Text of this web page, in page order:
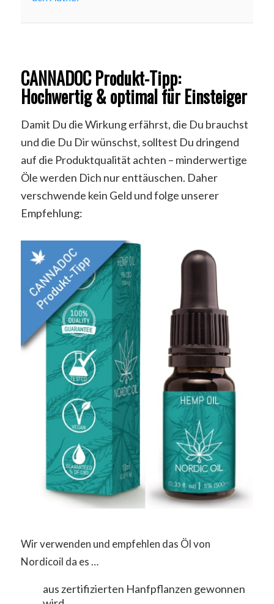
CANNADOC Produkt-Tipp:
Hochwertig & optimal für Einsteiger
Damit Du die Wirkung erfährst, die Du brauchst
und die Du Dir wünschst, solltest Du dringend
auf die Produktqualität achten – minderwertige
Öle werden Dich nur enttäuschen. Daher
verschwende kein Geld und folge unserer
Empfehlung:
Wir verwenden und empfehlen das Öl von
Nordicoil da es …
aus zertifizierten Hanfpflanzen gewonnen